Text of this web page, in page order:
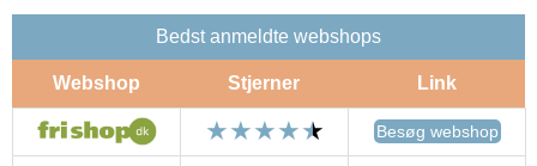
Bedst anmeldte webshops
Webshop Stjerner Link
Besøg webshop